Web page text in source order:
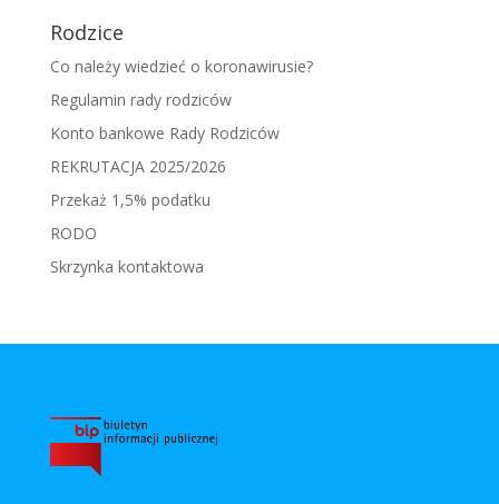
Rodzice
Co należy wiedzieć o koronawirusie?
Regulamin rady rodziców
Konto bankowe Rady Rodziców
REKRUTACJA 2025/2026
Przekaż 1,5% podatku
RODO
Skrzynka kontaktowa